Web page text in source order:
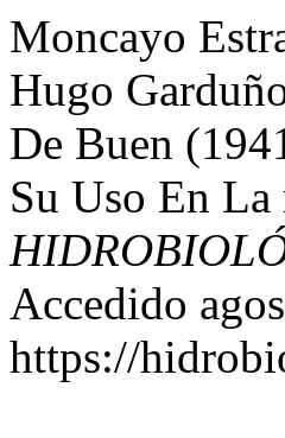
Moncayo
Hugo
De Buen
Su Uso En
Accedido
https://